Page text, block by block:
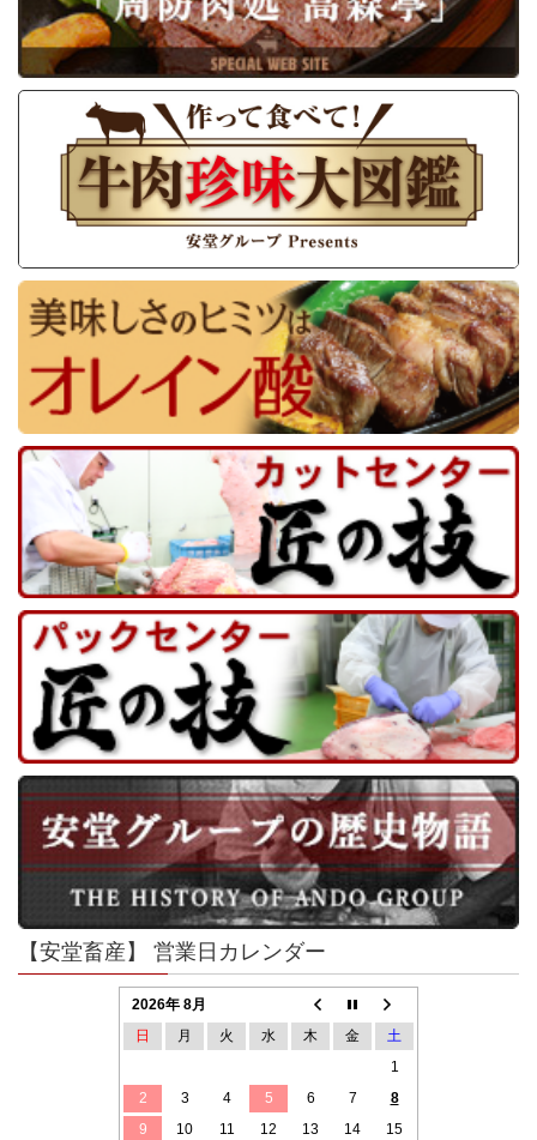
【安堂畜産】 営業日カレンダー
2026年 8月
日
月 火 水 木 金
土
1
2
3 4 5 6 7
8
9
10 11 12 13 14
15